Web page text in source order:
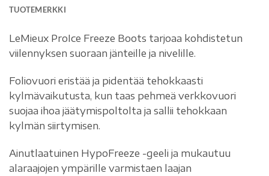
TUOTEMERKKI
LeMieux ProIce Freeze Boots tarjoaa kohdistetun
viilennyksen suoraan jänteille ja nivelille.
Foliovuori eristää ja pidentää tehokkaasti
kylmävaikutusta, kun taas pehmeä verkkovuori
suojaa ihoa jäätymispoltolta ja sallii tehokkaan
kylmän siirtymisen.
Ainutlaatuinen HypoFreeze -geeli ja mukautuu
alaraajojen ympärille varmistaen laajan